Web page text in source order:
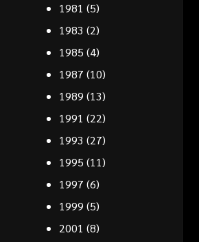
1981 (5)
1983 (2)
1985 (4)
1987 (10)
1989 (13)
1991 (22)
1993 (27)
1995 (11)
1997 (6)
1999 (5)
2001 (8)